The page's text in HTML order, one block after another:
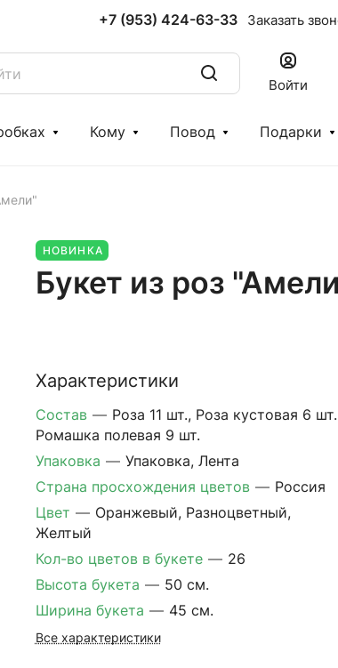
+7 (953) 424-63-33 Заказать
Войти
Кому Повод Подарки
НОВИНКА
Букет из роз
Характеристики
Состав — Роза 11 шт., Роза кустовая 6
Ромашка полевая 9 шт.
Упаковка — Упаковка, Лента
Страна просхождения цветов — Россия
Цвет — Оранжевый, Разноцветный,
Желтый
Кол-во цветов в букете — 26
Высота букета — 50 см.
Ширина букета — 45 см.
Все характеристики